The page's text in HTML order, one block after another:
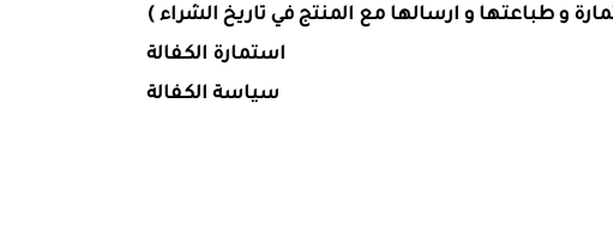
و طباعتها و ارسالها مع المنتج في تاريخ الشراء )
استمارة الكفالة
سياسة الكفالة